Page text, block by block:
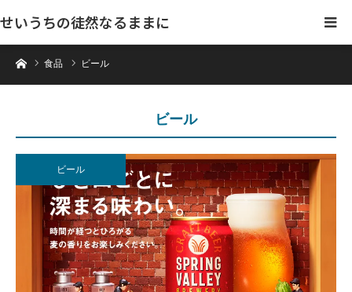
せいうちの徒然なるままに
ホーム食品 ビール
ビール
ビール